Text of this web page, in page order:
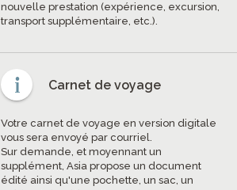
nouvelle prestation (expérience, excursion,
transport supplémentaire, etc.).
Carnet de voyage
Votre carnet de voyage en version digitale
vous sera envoyé par courriel.
Sur demande, et moyennant un
supplément, Asia propose un document
édité ainsi qu'une pochette, un sac, un